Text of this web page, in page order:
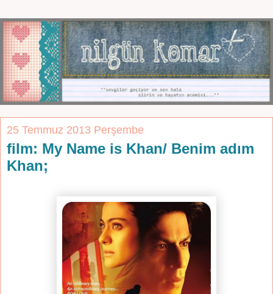
25 Temmuz 2013 Perşembe
film: My Name is Khan/ Benim adım
Khan;